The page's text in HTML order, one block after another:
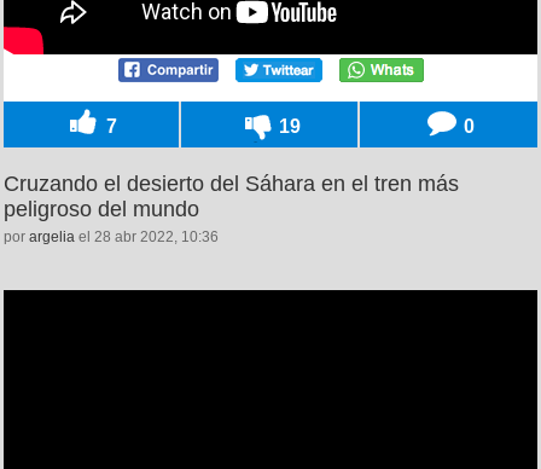
7 19 0
Cruzando el desierto del Sáhara en el tren más
peligroso del mundo
por argelia el 28 abr 2022, 10:36